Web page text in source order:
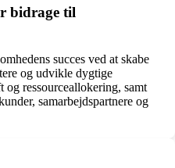
bidrage til
succes ved at skabe
og udvikle dygtige
ressourceallokering, samt
samarbejdspartnere og